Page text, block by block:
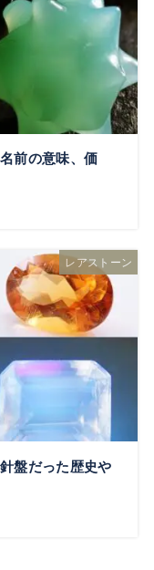
前の意味、価
レアストーン
盤だった歴史や